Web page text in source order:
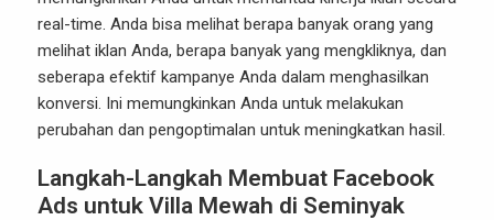
real-time. Anda bisa melihat berapa banyak orang yang
melihat iklan Anda, berapa banyak yang mengkliknya, dan
seberapa efektif kampanye Anda dalam menghasilkan
konversi. Ini memungkinkan Anda untuk melakukan
perubahan dan pengoptimalan untuk meningkatkan hasil.
Langkah-Langkah Membuat Facebook
Ads untuk Villa Mewah di Seminyak